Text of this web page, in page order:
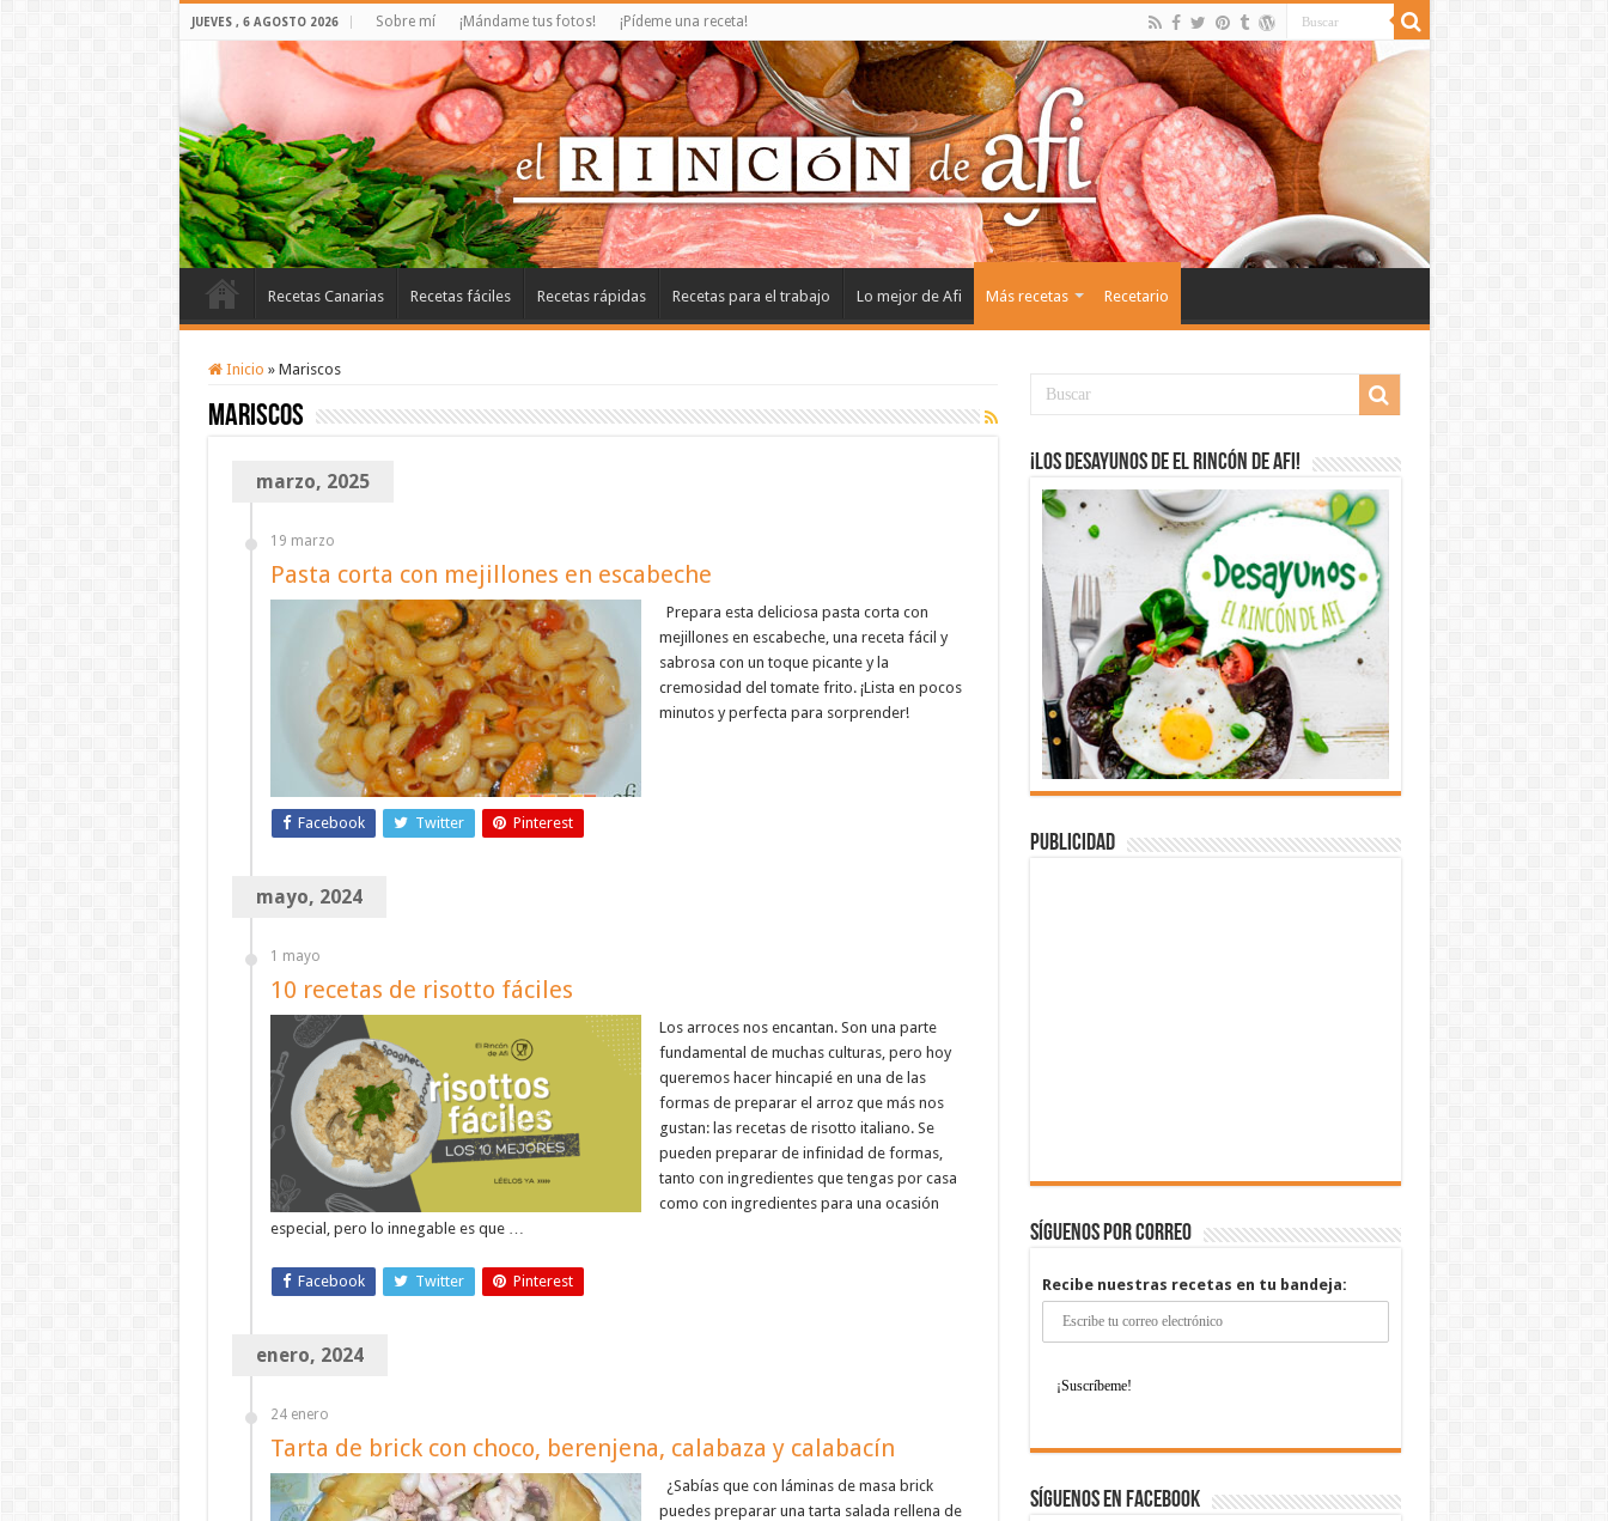
JUEVES , 6 AGOSTO 2026 Sobre mí ¡Mándame tus fotos! ¡Pídeme una receta!
Recetas Canarias Recetas fáciles Recetas rápidas Recetas para el trabajo Lo mejor de Afi Más recetas Recetario
Inicio » Mariscos
Mariscos
marzo, 2025
19 marzo
Pasta corta con mejillones en escabeche
Prepara esta deliciosa pasta corta con
mejillones en escabeche, una receta fácil y
sabrosa con un toque picante y la
cremosidad del tomate frito. ¡Lista en pocos
minutos y perfecta para sorprender!
Facebook Twitter Pinterest
mayo, 2024
1 mayo
10 recetas de risotto fáciles
Los arroces nos encantan. Son una parte
fundamental de muchas culturas, pero hoy
queremos hacer hincapié en una de las
formas de preparar el arroz que más nos
gustan: las recetas de risotto italiano. Se
pueden preparar de infinidad de formas,
tanto con ingredientes que tengas por casa
como con ingredientes para una ocasión
especial, pero lo innegable es que …
Facebook Twitter Pinterest
enero, 2024
24 enero
Tarta de brick con choco, berenjena, calabaza y calabacín
¿Sabías que con láminas de masa brick
puedes preparar una tarta salada rellena de
¡Los desayunos de El Rincón de Afi!
Publicidad
Síguenos por correo
Recibe nuestras recetas en tu bandeja:
Síguenos en Facebook